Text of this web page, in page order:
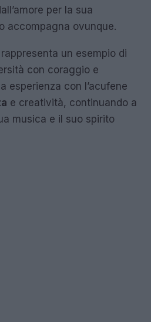
per la sua
accompagna ovunque.
un esempio di
con coraggio e
esperienza con l’acufene
e creatività, continuando a
musica e il suo spirito